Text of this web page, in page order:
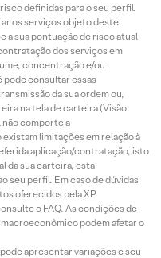
definidas para o seu perfil.
os serviços objeto deste
a sua pontuação de risco atual
dos serviços em
concentração e/ou
pode consultar essas
da sua ordem ou,
na tela de carteira (Visão
não comporte a
limitações em relação à
aplicação/contratação, isto
da sua carteira, esta
seu perfil. Em caso de dúvidas
oferecidos pela XP
o FAQ. As condições de
podem afetar o
apresentar variações e seu